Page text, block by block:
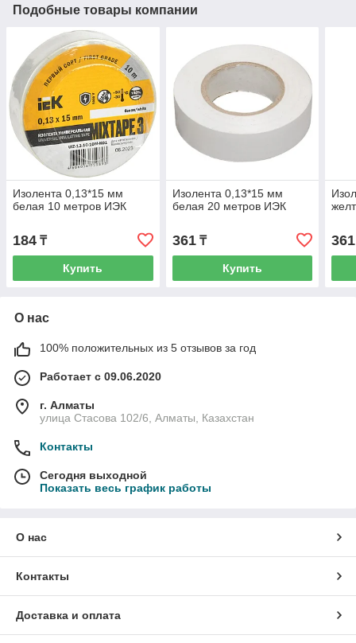
Подобные товары компании
Изолента 0,13*15 мм
белая 10 метров ИЭК
184 ₸
Купить
Изолента 0,13*15 мм
белая 20 метров ИЭК
361₸
Купить
361
О нас
100% положительных из 5 отзывов за год
Работает с 09.06.2020
г. Алматы
улица Стасова 102/6, Алматы, Казахстан
Контакты
Сегодня выходной
Показать весь график работы
О нас
Контакты
Доставка и оплата